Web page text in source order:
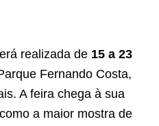
realizada de 15 a 23
Fernando Costa,
A feira chega à sua
a maior mostra de